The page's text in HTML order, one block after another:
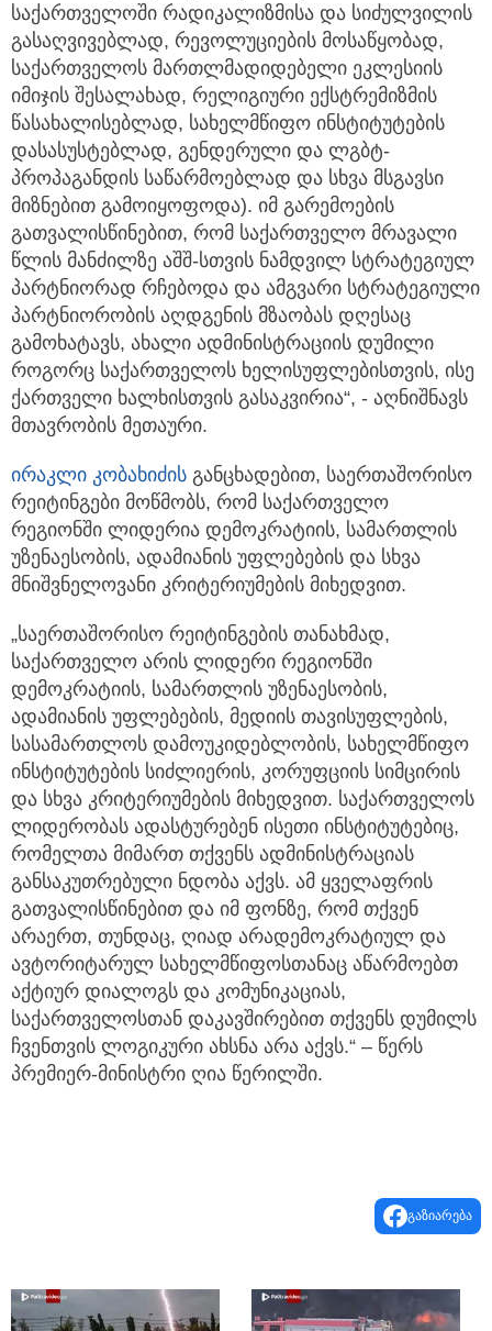
საქართველოში რადიკალიზმისა და სიძულვილის
გასაღვივებლად, რევოლუციების მოსაწყობად,
საქართველოს მართლმადიდებელი ეკლესიის
იმიჯის შესალახად, რელიგიური ექსტრემიზმის
წასახალისებლად, სახელმწიფო ინსტიტუტების
დასასუსტებლად, გენდერული და ლგბტ-
პროპაგანდის საწარმოებლად და სხვა მსგავსი
მიზნებით გამოიყოფოდა). იმ გარემოების
გათვალისწინებით, რომ საქართველო მრავალი
წლის მანძილზე აშშ-სთვის ნამდვილ სტრატეგიულ
პარტნიორად რჩებოდა და ამგვარი სტრატეგიული
პარტნიორობის აღდგენის მზაობას დღესაც
გამოხატავს, ახალი ადმინისტრაციის დუმილი
როგორც საქართველოს ხელისუფლებისთვის, ისე
ქართველი ხალხისთვის გასაკვირია“, - აღნიშნავს
მთავრობის მეთაური.
ირაკლი კობახიძის განცხადებით, საერთაშორისო
რეიტინგები მოწმობს, რომ საქართველო
რეგიონში ლიდერია დემოკრატიის, სამართლის
უზენაესობის, ადამიანის უფლებების და სხვა
მნიშვნელოვანი კრიტერიუმების მიხედვით.
„საერთაშორისო რეიტინგების თანახმად,
საქართველო არის ლიდერი რეგიონში
დემოკრატიის, სამართლის უზენაესობის,
ადამიანის უფლებების, მედიის თავისუფლების,
სასამართლოს დამოუკიდებლობის, სახელმწიფო
ინსტიტუტების სიძლიერის, კორუფციის სიმცირის
და სხვა კრიტერიუმების მიხედვით. საქართველოს
ლიდერობას ადასტურებენ ისეთი ინსტიტუტებიც,
რომელთა მიმართ თქვენს ადმინისტრაციას
განსაკუთრებული ნდობა აქვს. ამ ყველაფრის
გათვალისწინებით და იმ ფონზე, რომ თქვენ
არაერთ, თუნდაც, ღიად არადემოკრატიულ და
ავტორიტარულ სახელმწიფოსთანაც აწარმოებთ
აქტიურ დიალოგს და კომუნიკაციას,
საქართველოსთან დაკავშირებით თქვენს დუმილს
ჩვენთვის ლოგიკური ახსნა არა აქვს.“ – წერს
პრემიერ-მინისტრი ღია წერილში.
გაზიარება